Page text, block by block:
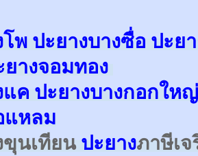
โพ ปะยางบางซื่อ ปะย
ยางจอมทอง
แค ปะยางบางกอกให
แหลม
ขุนเทียน ปะยางภาษีเ